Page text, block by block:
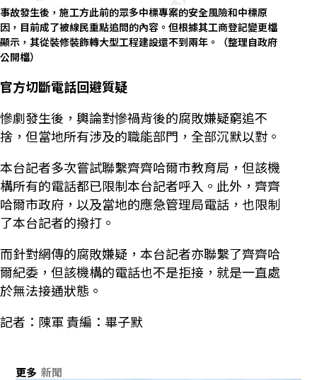
事故發生後，施工方此前的眾多中標專案的安全風險和中標原
因，目前成了被線民重點追問的內容。但根據其工商登記變更檔
顯示，其從裝修裝飾轉大型工程建設還不到兩年。（整理自政府
公開檔）
官方切斷電話回避質疑
慘劇發生後，輿論對慘禍背後的腐敗嫌疑窮追不
捨，但當地所有涉及的職能部門，全部沉默以對。
本台記者多次嘗試聯繫齊齊哈爾市教育局，但該機
構所有的電話都已限制本台記者呼入。此外，齊齊
哈爾市政府，以及當地的應急管理局電話，也限制
了本台記者的撥打。
而針對網傳的腐敗嫌疑，本台記者亦聯繫了齊齊哈
爾紀委，但該機構的電話也不是拒接，就是一直處
於無法接通狀態。
記者：陳軍 責編：畢子默
更多 新聞